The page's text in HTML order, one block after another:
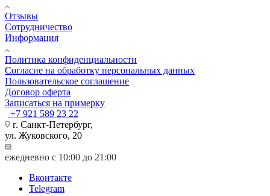
Отзывы
Сотрудничество
Информация
Политика конфиденциальности
Согласие на обработку персональных данных
Пользовательское соглашение
Договор оферта
Записаться на примерку
+7 921 589 23 22
г. Санкт-Петербург,
ул. Жуковского, 20
ежедневно с 10:00 до 21:00
Вконтакте
Telegram